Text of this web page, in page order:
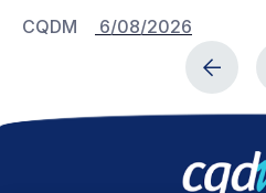
CQDM 6/08/2026